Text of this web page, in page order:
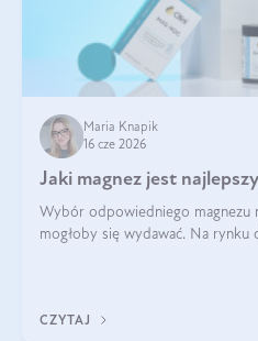
Maria Knapik
16 cze 2026
Jaki magnez jest
Wybór odpowiedniego magnezu
mogłoby się wydawać. Na
CZYTAJ